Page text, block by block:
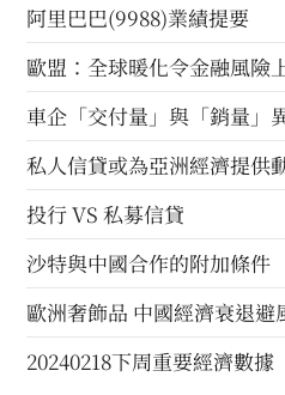
阿里巴巴(9988)業績提要
歐盟：全球暖化令金融風險
車企「交付量」與「銷量」
私人信貸或為亞洲經濟提供
投行 VS 私募信貸
沙特與中國合作的附加條件
歐洲奢飾品 中國經濟衰退避
20240218下周重要經濟數據